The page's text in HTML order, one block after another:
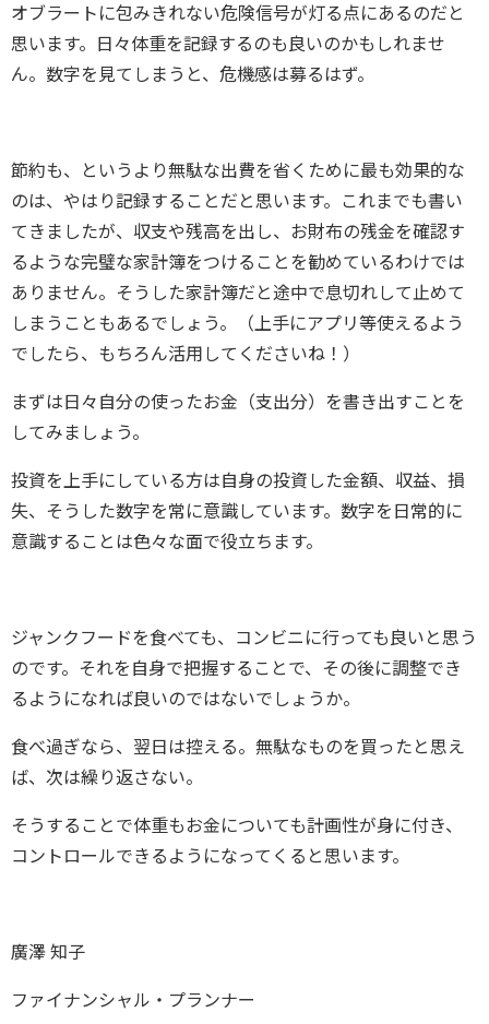
オブラートに包みきれない危険信号が灯る点にあるのだと
思います。日々体重を記録するのも良いのかもしれませ
ん。数字を見てしまうと、危機感は募るはず。
節約も、というより無駄な出費を省くために最も効果的な
のは、やはり記録することだと思います。これまでも書い
てきましたが、収支や残高を出し、お財布の残金を確認す
るような完璧な家計簿をつけることを勧めているわけでは
ありません。そうした家計簿だと途中で息切れして止めて
しまうこともあるでしょう。（上手にアプリ等使えるよう
でしたら、もちろん活用してくださいね！）
まずは日々自分の使ったお金（支出分）を書き出すことを
してみましょう。
投資を上手にしている方は自身の投資した金額、収益、損
失、そうした数字を常に意識しています。数字を日常的に
意識することは色々な面で役立ちます。
ジャンクフードを食べても、コンビニに行っても良いと思う
のです。それを自身で把握することで、その後に調整でき
るようになれば良いのではないでしょうか。
食べ過ぎなら、翌日は控える。無駄なものを買ったと思え
ば、次は繰り返さない。
そうすることで体重もお金についても計画性が身に付き、
コントロールできるようになってくると思います。
廣澤 知子
ファイナンシャル・プランナー